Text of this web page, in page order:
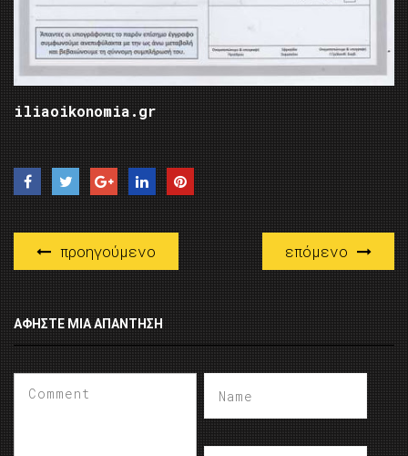
iliaoikonomia.gr
προηγούμενο επόμενο
ΑΦΉΣΤΕ ΜΙΑ ΑΠΆΝΤΗΣΗ